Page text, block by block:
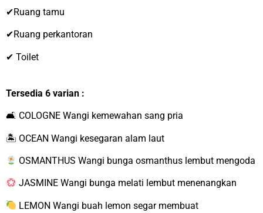
✔Ruang tamu
✔Ruang perkantoran
✔ Toilet
Tersedia 6 varian :
🛋 COLOGNE Wangi kemewahan sang pria
🏝 OCEAN Wangi kesegaran alam laut
OSMANTHUS Wangi bunga osmanthus lembut mengoda
JASMINE Wangi bunga melati lembut menenangkan
LEMON Wangi buah lemon segar membuat